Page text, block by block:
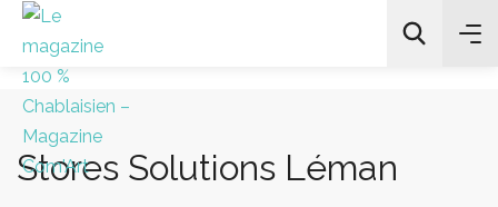
All Categories
Stores Solutions Léman